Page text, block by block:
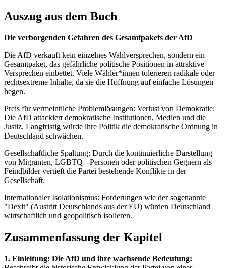
Auszug aus dem Buch
Die verborgenden Gefahren des Gesamtpakets der AfD
Die AfD verkauft kein einzelnes Wahlversprechen, sondern ein
Gesamtpaket, das gefährliche politische Positionen in attraktive
Versprechen einbettet. Viele Wähler*innen tolerieren radikale oder
rechtsextreme Inhalte, da sie die Hoffnung auf einfache Lösungen
hegen.
Preis für vermeintliche Problemlösungen: Verlust von Demokratie:
Die AfD attackiert demokratische Institutionen, Medien und die
Justiz. Langfristig würde ihre Politik die demokratische Ordnung in
Deutschland schwächen.
Gesellschaftliche Spaltung: Durch die kontinuierliche Darstellung
von Migranten, LGBTQ+-Personen oder politischen Gegnern als
Feindbilder vertieft die Partei bestehende Konflikte in der
Gesellschaft.
Internationaler Isolationismus: Forderungen wie der sogenannte
"Dexit" (Austritt Deutschlands aus der EU) würden Deutschland
wirtschaftlich und geopolitisch isolieren.
Zusammenfassung der Kapitel
1. Einleitung: Die AfD und ihre wachsende Bedeutung: